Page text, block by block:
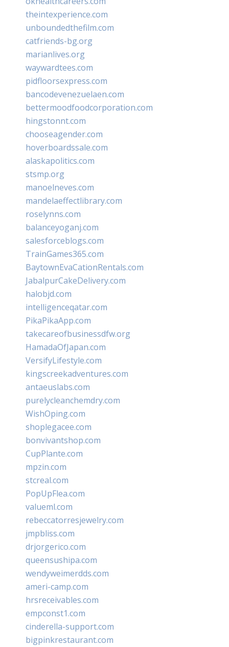
theintexperience.com
unboundedthefilm.com
catfriends-bg.org
marianlives.org
waywardtees.com
pidfloorsexpress.com
bancodevenezuelaen.com
bettermoodfoodcorporation.com
hingstonnt.com
chooseagender.com
hoverboardssale.com
alaskapolitics.com
stsmp.org
manoelneves.com
mandelaeffectlibrary.com
roselynns.com
balanceyoganj.com
salesforceblogs.com
TrainGames365.com
BaytownEvaCationRentals.com
JabalpurCakeDelivery.com
halobjd.com
intelligenceqatar.com
PikaPikaApp.com
takecareofbusinessdfw.org
HamadaOfJapan.com
VersifyLifestyle.com
kingscreekadventures.com
antaeuslabs.com
purelycleanchemdry.com
WishOping.com
shoplegacee.com
bonvivantshop.com
CupPlante.com
mpzin.com
stcreal.com
PopUpFlea.com
valueml.com
rebeccatorresjewelry.com
jmpbliss.com
drjorgerico.com
queensushipa.com
wendyweimerdds.com
ameri-camp.com
hrsreceivables.com
empconst1.com
cinderella-support.com
bigpinkrestaurant.com